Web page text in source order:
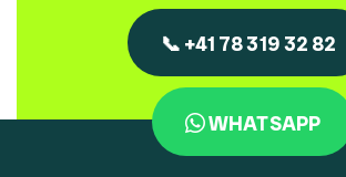
📞 +41 78 319 32 82
WHATSAPP